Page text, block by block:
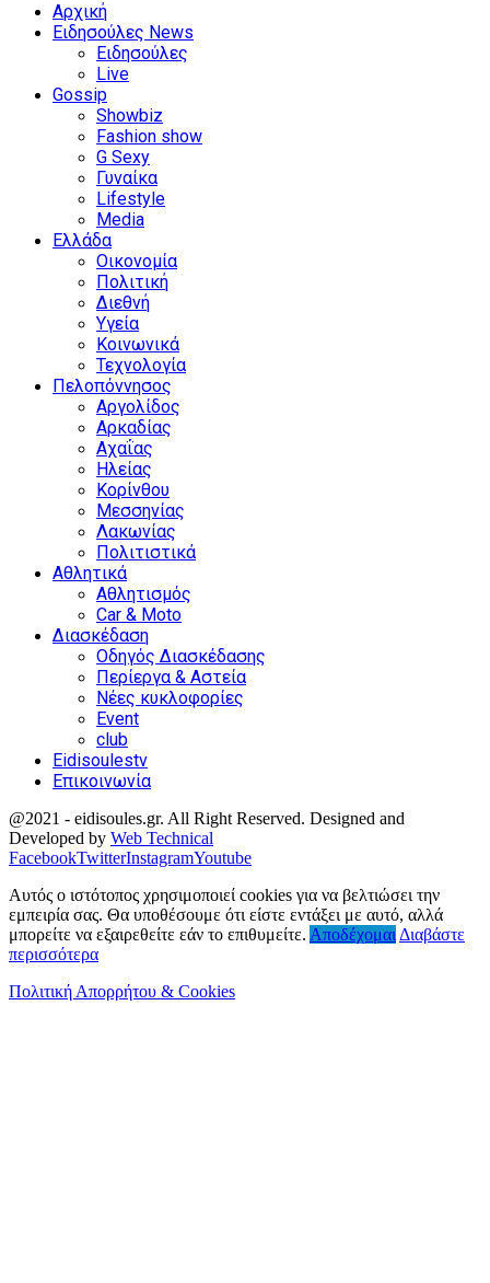
Αρχική
Ειδησούλες News
Ειδησούλες
Live
Gossip
Showbiz
Fashion show
G Sexy
Γυναίκα
Lifestyle
Media
Ελλάδα
Οικονομία
Πολιτική
Διεθνή
Υγεία
Κοινωνικά
Τεχνολογία
Πελοπόννησος
Αργολίδος
Αρκαδίας
Αχαΐας
Ηλείας
Κορίνθου
Μεσσηνίας
Λακωνίας
Πολιτιστικά
Αθλητικά
Αθλητισμός
Car & Moto
Διασκέδαση
Οδηγός Διασκέδασης
Περίεργα & Αστεία
Νέες κυκλοφορίες
Event
club
Eidisoulestv
Επικοινωνία
@2021 - eidisoules.gr. All Right Reserved. Designed and
Developed by Web Technical
FacebookTwitterInstagramYoutube
Αυτός ο ιστότοπος χρησιμοποιεί cookies για να βελτιώσει την
εμπειρία σας. Θα υποθέσουμε ότι είστε εντάξει με αυτό, αλλά
μπορείτε να εξαιρεθείτε εάν το επιθυμείτε. ΑποδέχομαιΔιαβάστε
περισσότερα
Πολιτική Απορρήτου & Cookies